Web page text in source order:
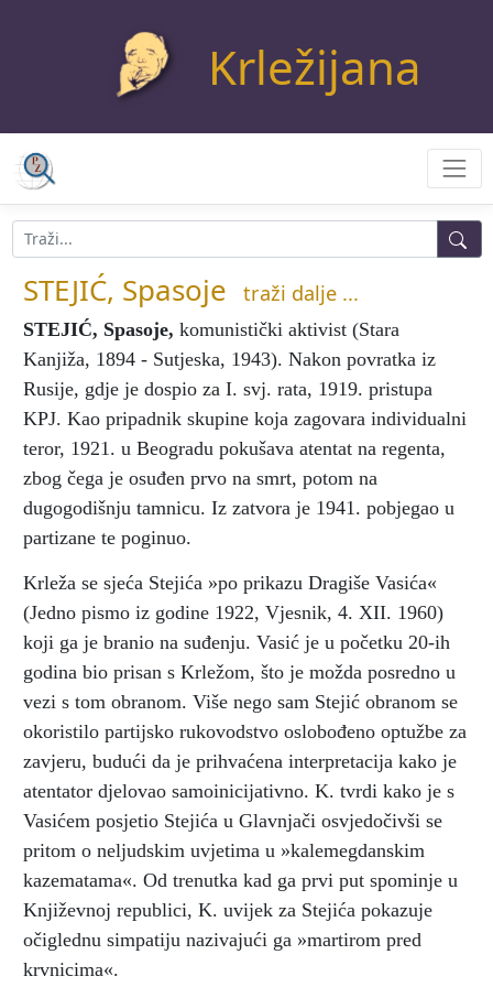
Krležijana
STEJIĆ, Spasoje traži dalje ...
STEJIĆ, Spasoje, komunistički aktivist (Stara
Kanjiža, 1894 - Sutjeska, 1943). Nakon povratka iz
Rusije, gdje je dospio za I. svj. rata, 1919. pristupa
KPJ. Kao pripadnik skupine koja zagovara individualni
teror, 1921. u Beogradu pokušava atentat na regenta,
zbog čega je osuđen prvo na smrt, potom na
dugogodišnju tamnicu. Iz zatvora je 1941. pobjegao u
partizane te poginuo.
Krleža se sjeća Stejića »po prikazu Dragiše Vasića«
(Jedno pismo iz godine 1922, Vjesnik, 4. XII. 1960)
koji ga je branio na suđenju. Vasić je u početku 20-ih
godina bio prisan s Krležom, što je možda posredno u
vezi s tom obranom. Više nego sam Stejić obranom se
okoristilo partijsko rukovodstvo oslobođeno optužbe za
zavjeru, budući da je prihvaćena interpretacija kako je
atentator djelovao samoinicijativno. K. tvrdi kako je s
Vasićem posjetio Stejića u Glavnjači osvjedočivši se
pritom o neljudskim uvjetima u »kalemegdanskim
kazematama«. Od trenutka kad ga prvi put spominje u
Književnoj republici, K. uvijek za Stejića pokazuje
očiglednu simpatiju nazivajući ga »martirom pred
krvnicima«.